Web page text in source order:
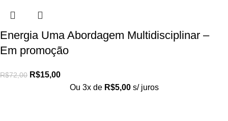
Energia Uma Abordagem Multidisciplinar –
Em promoção
R$72,00 R$15,00
Ou 3x de R$5,00 s/ juros